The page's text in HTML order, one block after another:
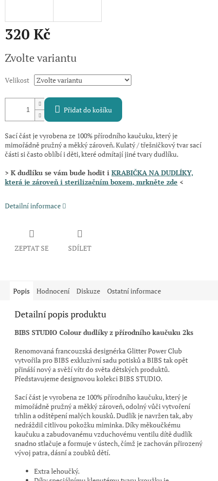
320 Kč
cena:
Zvolte variantu
Velikost
Přidat do košíku
Sací část je vyrobena ze 100% přírodního kaučuku, který je
mimořádně pružný a měkký zároveň. Kulatý / třešničkový tvar sací
části si často oblíbí i děti, které odmítají jiné tvary dudlíku.
> K dudlíku se vám bude hodit i KRABIČKA NA DUDLÍKY,
která je zároveň i sterilizačním boxem, mrkněte zde <
Detailní informace
ZEPTAT SE SDÍLET
Popis Hodnocení Diskuze Ostatní informace
Detailní popis produktu
BIBS STUDIO Colour dudlíky z přírodního kaučuku 2ks
Renomovaná francouzská designérka Glitter Power Club
vytvořila pro BIBS exkluzivní sadu potisků a BIBS tak opět
přináší nový a svěží vítr do světa dětských produktů.
Představujeme designovou kolekci BIBS STUDIO.
Sací část je vyrobena ze 100% přírodního kaučuku, který je
mimořádně pružný a měkký zároveň, odolný vůči vytvoření
trhlin a odštěpení malých kousků. Dudlík je navržen tak, aby
nedráždil citlivou pokožku miminka. Díky měkoučkému
kaučuku a zabudovanému vzduchovému ventilu dítě dudlík
snadno stlačuje a formuje v ústech, čímž je zachován přirozený
vývoj patra, dásní a zoubků dětí.
Extra lehoučký.